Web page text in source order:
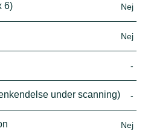
6) Nej
Nej
-
under scanning) -
Nej